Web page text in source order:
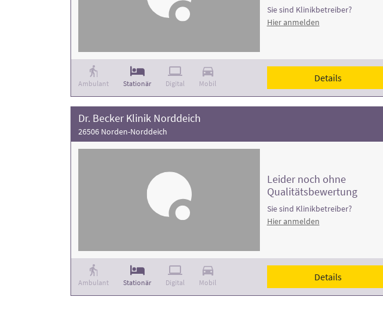
Ambulant Stationär Digital Mobil
Sie sind Klinikbetreiber?
Hier anmelden
Details
Dr. Becker Klinik Norddeich
26506 Norden-Norddeich
Ambulant Stationär Digital Mobil
Leider noch ohne
Qualitätsbewertung
Sie sind Klinikbetreiber?
Hier anmelden
Details